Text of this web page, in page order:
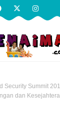
Security Summit
dan